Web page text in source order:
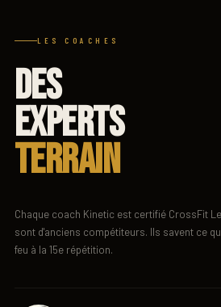
LES COACHES
DES
EXPERTS
TERRAIN
Chaque coach Kinetic est certifié CrossFit
sont d'anciens compétiteurs. Ils savent ce
feu à la 15e répétition.